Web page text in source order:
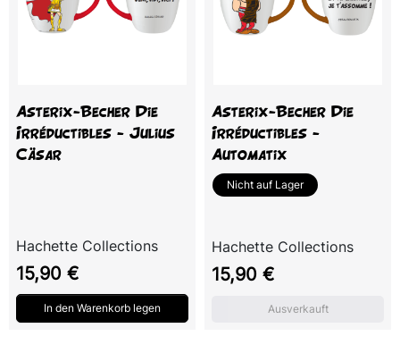
Asterix-Becher Die
Irréductibles - Julius
Cäsar
Hachette Collections
Preis
15,90 €
In den Warenkorb legen
Asterix-Becher Die
Irréductibles -
Automatix
Nicht auf Lager
Hachette Collections
Preis
15,90 €
Ausverkauft